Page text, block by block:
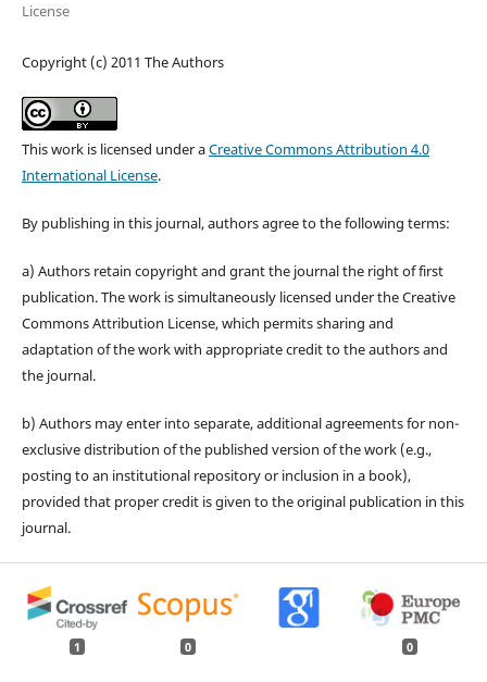
License
Copyright (c) 2011 The Authors
This work is licensed under aCreative Commons Attribution 4.0
International License.
By publishing in this journal, authors agree to the following terms:
a) Authors retain copyright and grant the journal the right of first
publication. The work is simultaneously licensed under the Creative
Commons Attribution License, which permits sharing and
adaptation of the work with appropriate credit to the authors and
the journal.
b) Authors may enter into separate, additional agreements for non-
exclusive distribution of the published version of the work (e.g.,
posting to an institutional repository or inclusion in a book),
provided that proper credit is given to the original publication in this
journal.
1 0 0